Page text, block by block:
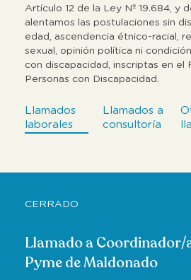
Artículo 12 de la Ley Nº 19.684, y
alentamos las postulaciones sin
edad, ascendencia étnico-racial,
sexual, opinión política ni
con discapacidad, inscriptas en el
Personas con Discapacidad.
Llamados
laborales
Llamados a
consultoría
CERRADO
Llamado a Coordinador/
Pyme de Maldonado